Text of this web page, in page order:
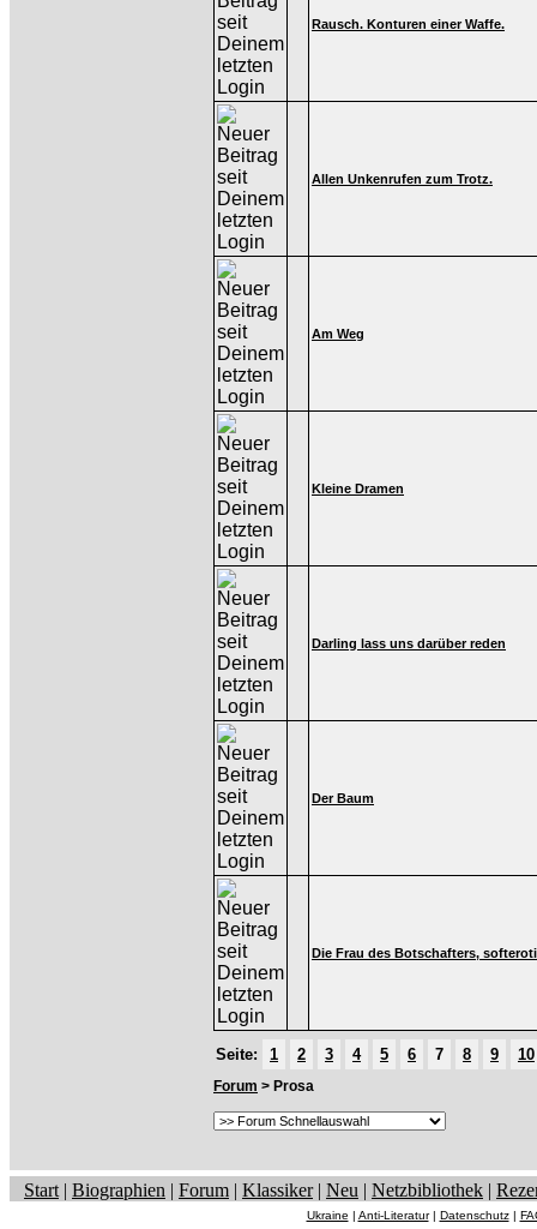
Rausch. Konturen einer Waffe.
Allen Unkenrufen zum Trotz.
Am Weg
Kleine Dramen
Darling lass uns darüber reden
Der Baum
Die Frau des Botschafters,
Seite: 1 2 3 4 5 6 7 8 9 10
Forum > Prosa
Start | Biographien | Forum | Klassiker| Neu | Netzbibliothek |
Ukraine | Anti-Literatur| Datenschutz|